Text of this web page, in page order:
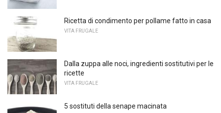
Ricetta di condimento per pollame fatto in casa
VITA FRUGALE
Dalla zuppa alle noci, ingredienti sostitutivi per le
ricette
VITA FRUGALE
5 sostituti della senape macinata